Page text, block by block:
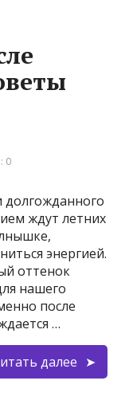
0
долгожданного
ждут летних
энергией.
оттенок
нашего
после
…
далее